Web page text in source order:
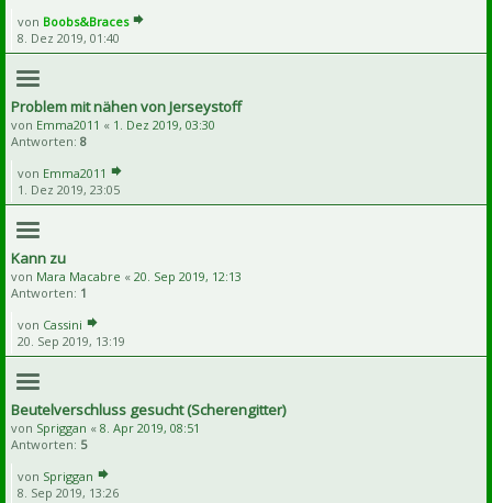
von Boobs&Braces
8. Dez 2019, 01:40
Problem mit nähen von Jerseystoff
von Emma2011 « 1. Dez 2019, 03:30
Antworten: 8
von Emma2011
1. Dez 2019, 23:05
Kann zu
von Mara Macabre « 20. Sep 2019, 12:13
Antworten: 1
von Cassini
20. Sep 2019, 13:19
Beutelverschluss gesucht (Scherengitter)
von Spriggan « 8. Apr 2019, 08:51
Antworten: 5
von Spriggan
8. Sep 2019, 13:26